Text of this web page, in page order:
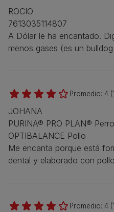
ROCIO
7613035114807
A Dólar le ha encantado.
menos gases (es un
Promedio: 4 (
JOHANA
PURINA® PRO PLAN®
OPTIBALANCE Pollo
Me encanta porque está
dental y elaborado con
Promedio: 4 (